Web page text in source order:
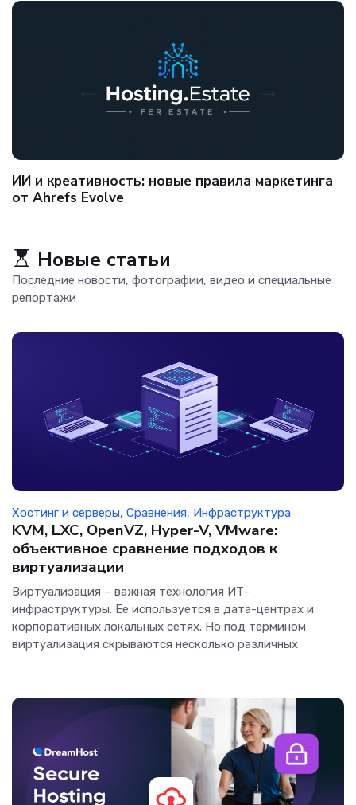
ИИ и креативность: новые правила маркетинга
от Ahrefs Evolve
Новые статьи
Последние новости, фотографии, видео и специальные
репортажи
Хостинг и серверы, Сравнения, Инфраструктура
KVM, LXC, OpenVZ, Hyper-V, VMware:
объективное сравнение подходов к
виртуализации
Виртуализация – важная технология ИТ-
инфраструктуры. Ее используется в дата-центрах и
корпоративных локальных сетях. Но под термином
виртуализация скрываются несколько различных